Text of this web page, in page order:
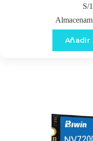
S/
Añadir